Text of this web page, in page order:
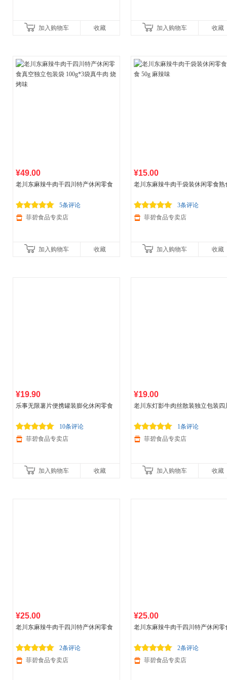
加入购物车 收藏 加入购物车 收藏
¥49.00
老川东麻辣牛肉干四川特产休闲零食
味
5条评论
菲碧食品专卖店
加入购物车 收藏
¥15.00
老川东麻辣牛肉干袋装休闲零食熟
3条评论
菲碧食品专卖店
加入购物车 收藏
¥19.90
乐事无限薯片便携罐装膨化休闲零食
10条评论
菲碧食品专卖店
加入购物车 收藏
¥19.00
老川东灯影牛肉丝散装独立包装四
1条评论
菲碧食品专卖店
加入购物车 收藏
¥25.00
老川东麻辣牛肉干四川特产休闲零食
2条评论
菲碧食品专卖店
¥25.00
老川东麻辣牛肉干四川特产休闲零
2条评论
菲碧食品专卖店